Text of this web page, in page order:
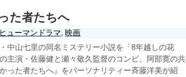
た者たちへ
ヒューマンドラマ, 映画
中山七里の同名ミステリー小説を「8年越しの花
主演・佐藤健と瀬々敬久監督のコンビ、阿部寛の共
った者たちへ』をパーソナリティー斉藤洋美が紹